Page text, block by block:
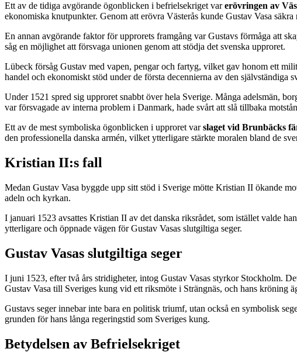
Ett av de tidiga avgörande ögonblicken i befrielsekriget varerövringen av
ekonomiska knutpunkter. Genom att erövra Västerås kunde Gustav Vasa
En annan avgörande faktor för upprorets framgång var Gustavs förmåga att
såg en möjlighet att försvaga unionen genom att stödja det svenska upproret.
Lübeck försåg Gustav med vapen, pengar och fartyg, vilket gav honom ett
handel och ekonomiskt stöd under de första decennierna av den självständiga
Under 1521 spred sig upproret snabbt över hela Sverige. Många adelsmän,
var försvagade av interna problem i Danmark, hade svårt att slå tillbaka
Ett av de mest symboliska ögonblicken i upproret varslaget vid Brunbäcks
den professionella danska armén, vilket ytterligare stärkte moralen bland de
Kristian II:s fall
Medan Gustav Vasa byggde upp sitt stöd i Sverige mötte Kristian II ökande
adeln och kyrkan.
I januari 1523 avsattes Kristian II av det danska riksrådet, som istället valde
ytterligare och öppnade vägen för Gustav Vasas slutgiltiga seger.
Gustav Vasas slutgiltiga seger
I juni 1523, efter två års stridigheter, intog Gustav Vasas styrkor Stockholm.
Gustav Vasa till Sveriges kung vid ett riksmöte i Strängnäs, och hans kröning
Gustavs seger innebar inte bara en politisk triumf, utan också en symbolisk
grunden för hans långa regeringstid som Sveriges kung.
Betydelsen av Befrielsekriget